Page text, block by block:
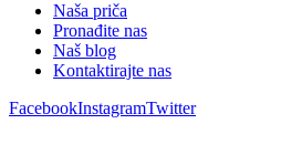
Naša priča
Pronađite nas
Naš blog
Kontaktirajte nas
FacebookInstagramTwitter